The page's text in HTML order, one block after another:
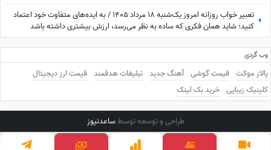
تعبیر خواب روزانه امروز یک‌شنبه 18 مرداد 1405 / به ایده‌های متفاوت خود اعتماد
کنید؛ شاید همان فکری که ساده به نظر می‌رسد، ارزش بیشتری داشته باشد
وب گردی
پالاز موکت قیمت گوشی آهنگ جدید تبلیغات هدفمند قیمت ارز دیجیتال
کلینیک زیبایی خرید بک لینک
طراحی و توسعه توسطساعدنیوز